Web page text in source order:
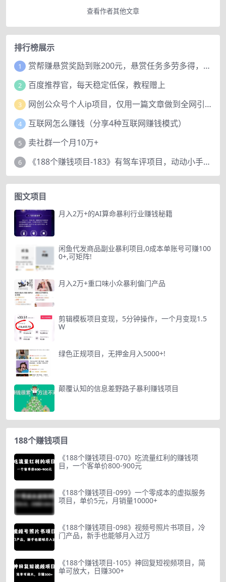
查看作者其他文章
排行榜展示
1 赏帮赚悬赏奖励到账200元，悬赏任务多劳多得，人人可做。
2 百度推荐官，每天稳定低保，教程赠上
3 网创公众号个人ip项目，仅用一篇文章做到全网引流！
4 互联网怎么赚钱（分享4种互联网赚钱模式）
5 卖社群一个月10万+
6 《188个赚钱项目-183》有驾车评项目，动动小手，复制粘贴赚44元！
图文项目
月入2万+的AI算命暴利行业赚钱秘籍
闲鱼代发商品副业暴利项目,0成本单账号可赚100
0+,可矩阵!
月入2万+重口味小众暴利偏门产品
剪辑模板项目变现，5分钟操作，一个月变现1.5
W
绿色正规项目，无押金月入5000+!
颠覆认知的信息差野路子暴利赚钱项目
188个赚钱项目
《188个赚钱项目-070》吃流量红利的赚钱项
目，一个客单价800-900元
《188个赚钱项目-099》一个零成本的虚拟服务
项目，单价5元，月销量10000+
《188个赚钱项目-098》视频号照片书项目，冷
门产品，新手也能够月入过万
《188个赚钱项目-105》神回复短视频项目，简
单可放大，日赚300+